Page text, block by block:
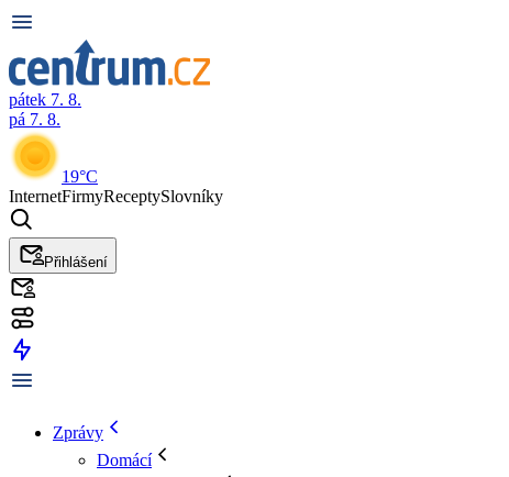
pátek 7. 8.
pá 7. 8.
19°C
InternetFirmyReceptySlovníky
Přihlášení
Zprávy
Domácí